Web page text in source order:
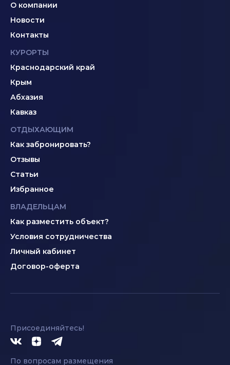
О компании
Новости
Контакты
КУРОРТЫ
Краснодарский край
Крым
Абхазия
Кавказ
ОТДЫХАЮЩИМ
Как забронировать?
Отзывы
Статьи
Избранное
ВЛАДЕЛЬЦАМ
Как разместить объект?
Условия сотрудничества
Личный кабинет
Договор-оферта
Присоединяйтесь!
По вопросам размещения